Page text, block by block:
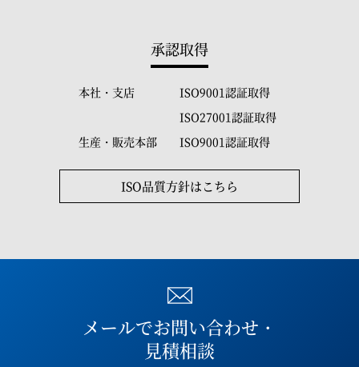
承認取得
本社・支店
ISO9001認証取得
ISO27001認証取得
生産・販売本部
ISO9001認証取得
ISO品質方針はこちら
メールでお問い合わせ・
見積相談